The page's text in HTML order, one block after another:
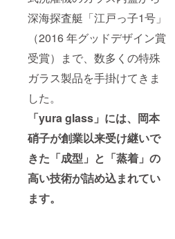
深海探査艇「江戸っ子1号」
（2016 年グッドデザイン賞
受賞）まで、数多くの特殊
ガラス製品を手掛けてきま
した。
「yura glass」には、岡本
硝子が創業以来受け継いで
きた「成型」と「蒸着」の
高い技術が詰め込まれてい
ます。